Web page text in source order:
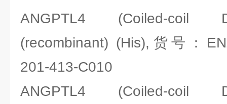
ANGPTL4 (Coiled-coil
(recombinant) (His),货号：
201-413-C010
ANGPTL4 (Coiled-coil